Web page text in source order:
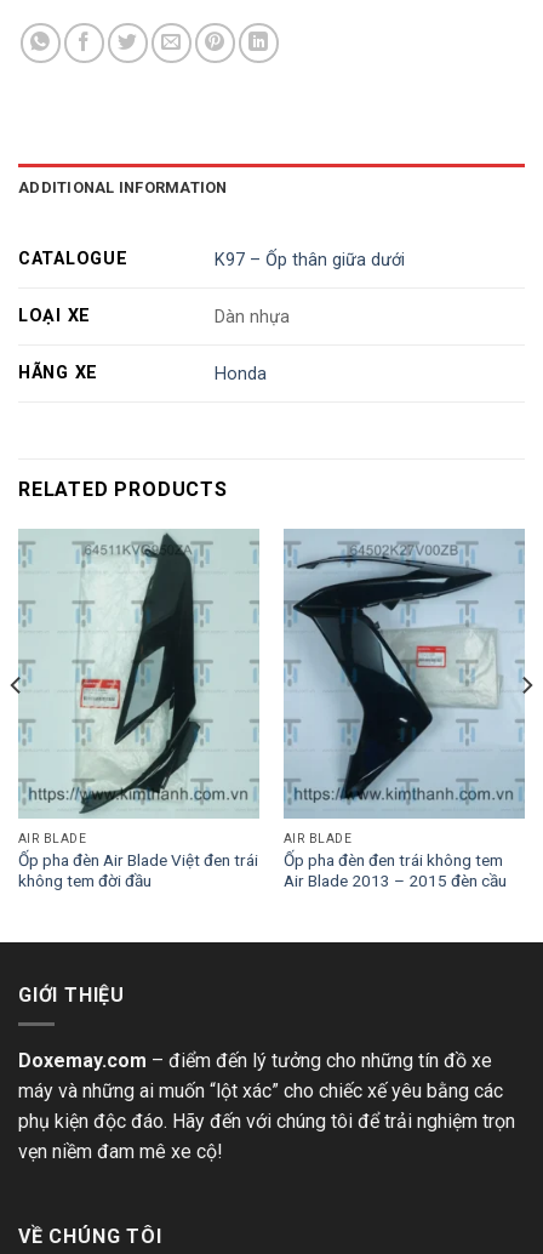
ADDITIONAL INFORMATION
CATALOGUE K97 – Ốp thân giữa dưới
LOẠI XE Dàn nhựa
HÃNG XE Honda
RELATED PRODUCTS
AIR BLADE
Ốp pha đèn Air Blade Việt đen trái
không tem đời đầu
AIR BLADE
Ốp pha đèn đen trái không tem
Air Blade 2013 – 2015 đèn cầu
GIỚI THIỆU
Doxemay.com – điểm đến lý tưởng cho những tín đồ xe
máy và những ai muốn “lột xác” cho chiếc xế yêu bằng các
phụ kiện độc đáo. Hãy đến với chúng tôi để trải nghiệm trọn
vẹn niềm đam mê xe cộ!
VỀ CHÚNG TÔI